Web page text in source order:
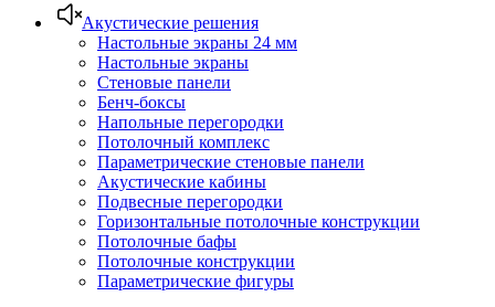
Акустические решения
Настольные экраны 24 мм
Настольные экраны
Стеновые панели
Бенч-боксы
Напольные перегородки
Потолочный комплекс
Параметрические стеновые панели
Акустические кабины
Подвесные перегородки
Горизонтальные потолочные конструкции
Потолочные бафы
Потолочные конструкции
Параметрические фигуры